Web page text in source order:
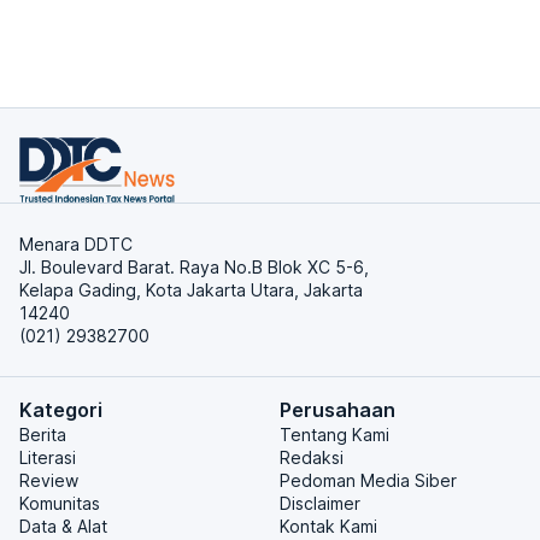
Menara DDTC
Jl. Boulevard Barat. Raya No.B Blok XC 5-6,
Kelapa Gading, Kota Jakarta Utara, Jakarta
14240
(021) 29382700
Kategori
Berita
Literasi
Review
Komunitas
Data & Alat
Perusahaan
Tentang Kami
Redaksi
Pedoman Media Siber
Disclaimer
Kontak Kami